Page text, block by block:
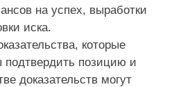
на успех, выработки
иска.
которые
позицию и
доказательств могут